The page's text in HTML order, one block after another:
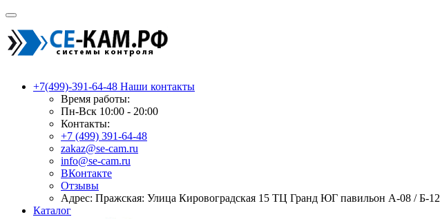
+7(499)-391-64-48 Наши контакты
Время работы:
Пн-Вск 10:00 - 20:00
Контакты:
+7 (499) 391-64-48
zakaz@se-cam.ru
info@se-cam.ru
ВКонтакте
Отзывы
Адрес: Пражская: Улица Кировоградская 15 ТЦ Гранд ЮГ павильон А-08 / Б-12
Каталог